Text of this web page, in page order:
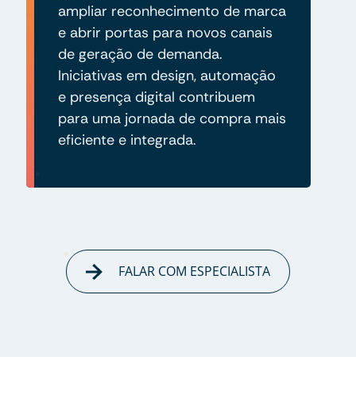
ampliar reconhecimento de marca
e abrir portas para novos canais
de geração de demanda.
Iniciativas em design, automação
e presença digital contribuem
para uma jornada de compra mais
eficiente e integrada.
FALAR COM ESPECIALISTA